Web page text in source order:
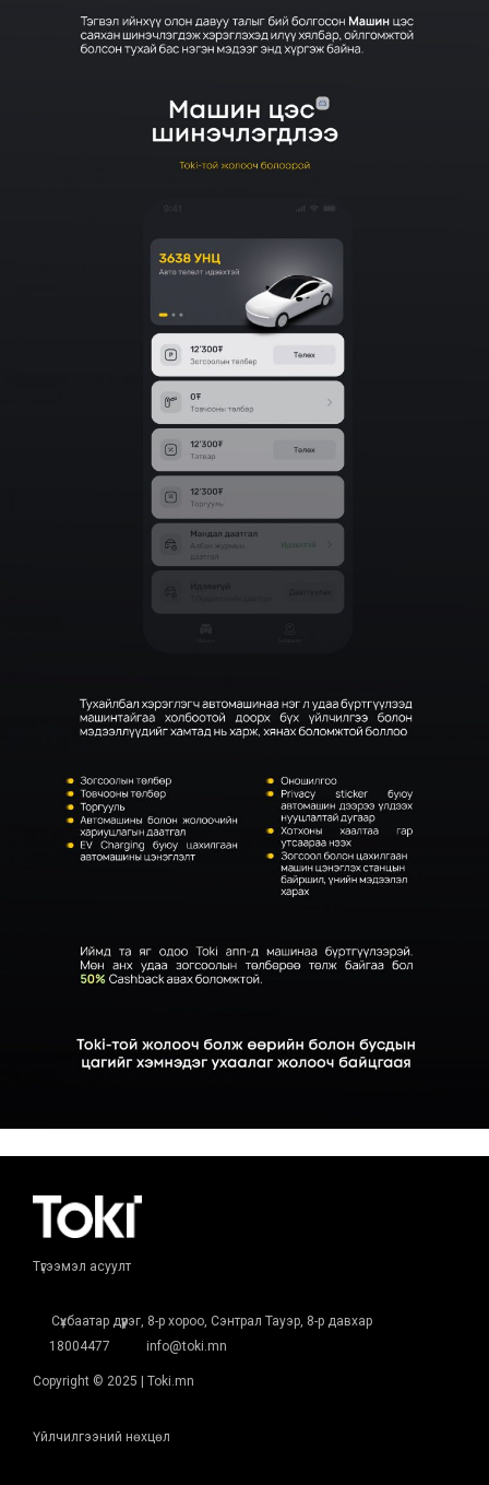
Түгээмэл асуулт
Сүхбаатар дүүрэг, 8-р хороо, Сэнтрал Тауэр, 8-р давхар
18004477
info@toki.mn
Copyright © 2025 | Toki.mn
Үйлчилгээний нөхцөл